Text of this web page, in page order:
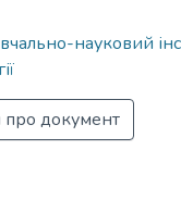
науковий
про документ